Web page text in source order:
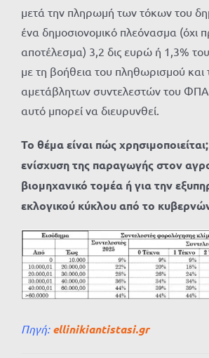
μετά την πληρωμή των τόκων του
ένα δημοσιονομικό πλεόνασμα (όχι
αποτέλεσμα) 3,2 δις ευρώ ή 1,3%
με τη βοήθεια του πληθωρισμού και
αμετάβλητων συντελεστών του
αυτό μπορεί να διευρυνθεί.
Το θέμα είναι πώς
ενίσχυση της παραγωγής στον
βιομηχανικό τομέα ή για την
εκλογικού κύκλου από το
Πηγή: ellinikiantistasi.gr